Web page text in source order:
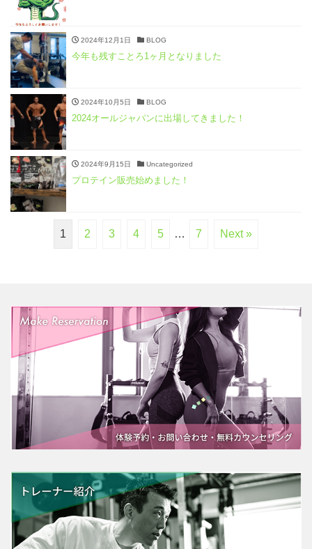
2024年12月1日 BLOG
今年も残すことろ1ヶ月となりました
2024年10月5日 BLOG
2024オールジャパンに出場してきました！
2024年9月15日 Uncategorized
プロテイン販売始めました！
1 2 3 4 5 … 7 Next »